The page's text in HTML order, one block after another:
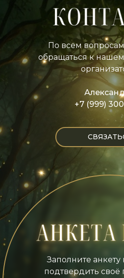
По всем
обращаться к
+7 (999)
Заполните
подтвердить своё